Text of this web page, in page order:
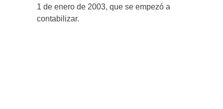
1 de enero de 2003, que se empezó a
contabilizar.